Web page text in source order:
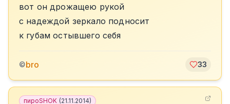
вот он дрожащею рукой
c надеждой зеркало подносит
к губам остывшего себя
©bro 33
пироSHOK (21.11.2014)